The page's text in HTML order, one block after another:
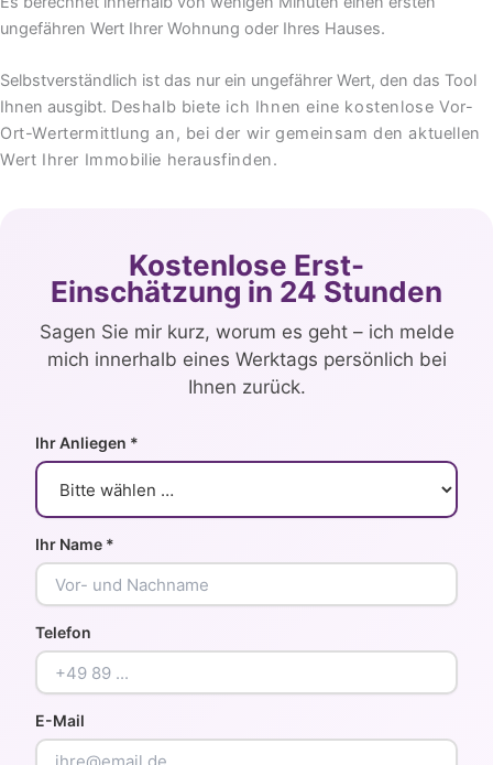
ungefähren Wert Ihrer Wohnung oder Ihres Hauses.
Selbstverständlich ist das nur ein ungefährer Wert, den das Tool
Ihnen ausgibt. Deshalb biete ich Ihnen eine kostenlose Vor-
Ort-Wertermittlung an, bei der wir gemeinsam den aktuellen
Wert Ihrer Immobilie herausfinden.
Kostenlose Erst-
Einschätzung in 24 Stunden
Sagen Sie mir kurz, worum es geht – ich melde
mich innerhalb eines Werktags persönlich bei
Ihnen zurück.
Ihr Anliegen *
Ihr Name *
Telefon
E-Mail